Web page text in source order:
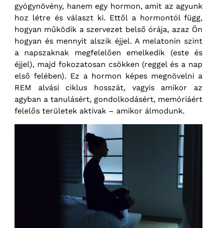
gyógynövény, hanem egy hormon, amit az agyunk
hoz létre és választ ki. Ettől a hormontól függ,
hogyan működik a szervezet belső órája, azaz Ön
hogyan és mennyit alszik éjjel. A melatonin szint
a napszaknak megfelelően emelkedik (este és
éjjel), majd fokozatosan csökken (reggel és a nap
első felében). Ez a hormon képes megnövelni a
REM alvási ciklus hosszát, vagyis amikor az
agyban a tanulásért, gondolkodásért, memóriáért
felelős területek aktívak – amikor álmodunk.